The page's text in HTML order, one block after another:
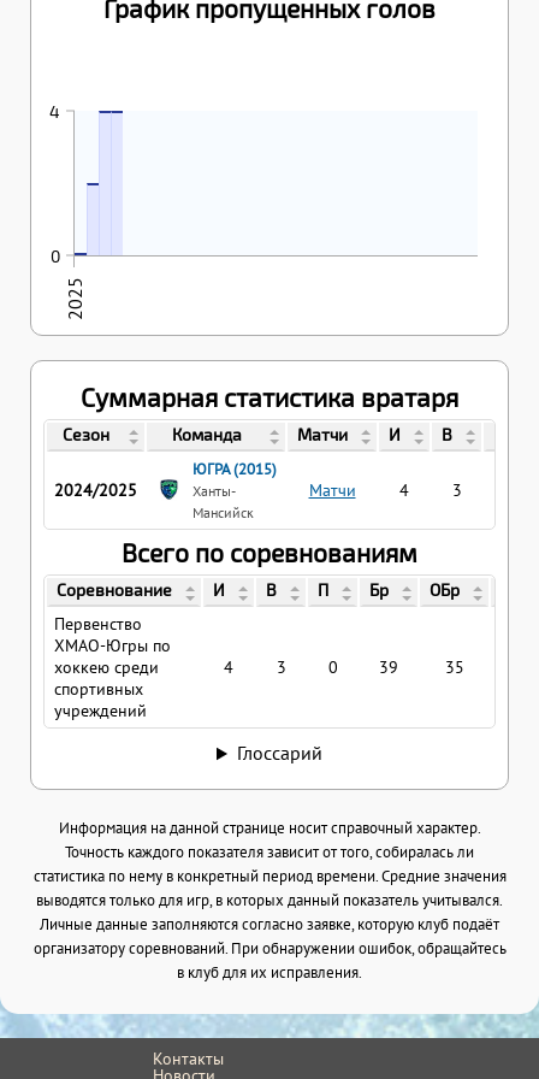
График пропущенных голов
0
4
2025
Суммарная статистика вратаря
Сезон Команда Матчи И В
2024/2025
ЮГРА (2015)
Ханты-
Мансийск
Матчи 4 3
Всего по соревнованиям
Соревнование И В П Бр ОБр
Первенство
ХМАО-Югры по
хоккею среди
спортивных
учреждений
4 3 0 39 35
Глоссарий
Информация на данной странице носит справочный характер.
Точность каждого показателя зависит от того, собиралась ли
статистика по нему в конкретный период времени. Средние значения
выводятся только для игр, в которых данный показатель учитывался.
Личные данные заполняются согласно заявке, которую клуб подаёт
организатору соревнований. При обнаружении ошибок, обращайтесь
в клуб для их исправления.
Контакты